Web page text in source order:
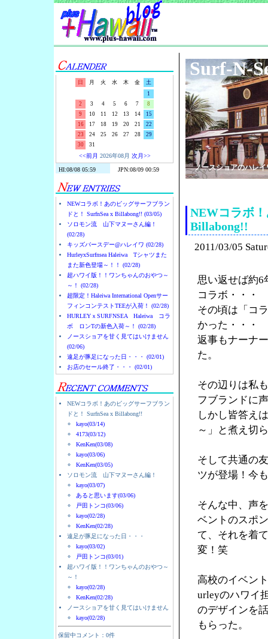
日 月 火 水 木 金
土
1
2
3 4 5 6 7
8
9
10 11 12 13 14
15
16
17 18 19 20 21
22
23
24 25 26 27 28
29
30
31
<<前月 2026年08月 次月>>
NEWコラボ！あのビッグサーフブラン
ドと！ SurfnSea x Billabong!! (03/05)
ソロモン流 山下マヌーさん編！
(02/28)
キッズバースデー@ハレイワ (02/28)
HurleyxSurfnsea Haleiwa Tシャツまた
また新色登場～！！ (02/28)
超ハワイ版！！ワンちゃんのおやつ～
～！ (02/28)
超限定！Haleiwa International Openサー
フィンコンテストTEEが入荷！ (02/28)
HURLEYｘSURFNSEA Haleiwa コラ
ボ ロンTの新色入荷～！ (02/28)
ノースショアを甘く見てはいけません
(02/06)
遠足が豚足になった日・・・ (02/01)
お店のセール終了・・・ (02/01)
NEWコラボ！あのビッグサーフブラン
ドと！ SurfnSea x Billabong!!
kayo(03/14)
4173(03/12)
KenKen(03/08)
kayo(03/06)
KenKen(03/05)
ソロモン流 山下マヌーさん編！
kayo(03/07)
あると思います(03/06)
戸田トンコ(03/06)
kayo(02/28)
KenKen(02/28)
遠足が豚足になった日・・・
kayo(03/02)
戸田トンコ(03/01)
超ハワイ版！！ワンちゃんのおやつ～
～！
kayo(02/28)
KenKen(02/28)
ノースショアを甘く見てはいけません
kayo(02/28)
保留中コメント：0件
Surf-N-
ノースショアのハレ
NEWコラボ
Billabong!!
2011/03/05
思い返せば約6
コラボ・・・
その頃は「コ
かった・・・
返事もナーナ
た。
その辺りは私
フブランドに
しかし皆答え
～」と煮え切
そして共通の
ツが登場！今
そんな中、声
ベントのスポ
て、それを着
変！笑
高校のイベン
urleyのハワイ
のデザインを
もらった。